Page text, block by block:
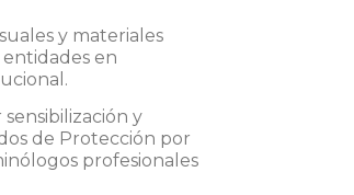
y materiales
en
y
de Protección por
profesionales